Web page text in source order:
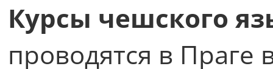
Курсы чешского
проводятся в Праге